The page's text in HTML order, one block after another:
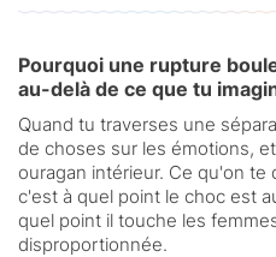
Pourquoi une rupture
au-delà de ce que tu
Quand tu traverses une
de choses sur les émotions,
ouragan intérieur. Ce qu'on te
c'est à quel point le choc est
quel point il touche les
disproportionnée.